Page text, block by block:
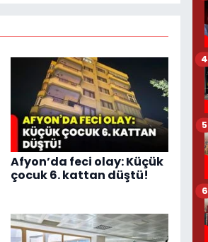
Afyon’da feci olay: Küçük
çocuk 6. kattan düştü!
4
5
6